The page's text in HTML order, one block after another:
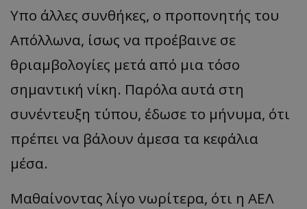
Υπο άλλες συνθήκες, ο προπονητής του
Απόλλωνα, ίσως να προέβαινε σε
θριαμβολογίες μετά από μια τόσο
σημαντική νίκη. Παρόλα αυτά στη
συνέντευξη τύπου, έδωσε το μήνυμα, ότι
πρέπει να βάλουν άμεσα τα κεφάλια
μέσα.
Μαθαίνοντας λίγο νωρίτερα, ότι η ΑΕΛ